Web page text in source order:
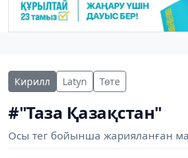
Кирилл Latyn Төте
#"Таза Қазақстан"
Осы тег бойынша жарияланған